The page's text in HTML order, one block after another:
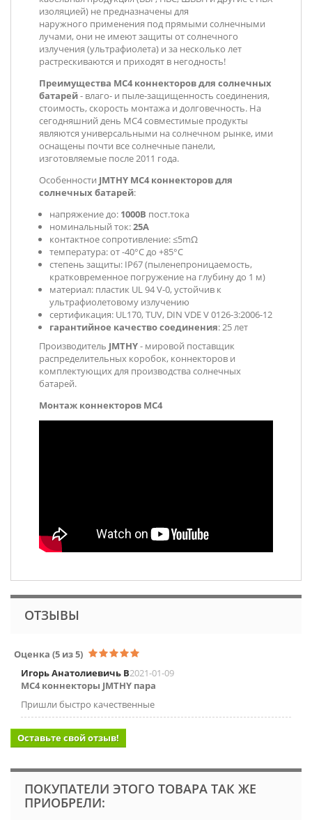
изоляцией) не предназначены для
наружного применения под прямыми солнечными
лучами, они не имеют защиты от солнечного
излучения (ультрафиолета) и за несколько лет
растрескиваются и приходят в негодность!
Преимущества MC4 коннекторов для солнечных
батарей- влаго- и пыле-защищенность соединения,
стоимость, скорость монтажа и долговечность. На
сегодняшний день MC4 совместимые продукты
являются универсальными на солнечном рынке, ими
оснащены почти все солнечные панели,
изготовляемые после 2011 года.
Особенности JMTHY MC4 коннекторов для
солнечных батарей:
напряжение до: 1000В пост.тока
номинальный ток:25А
контактное сопротивление:≤5mΩ
температура: от-40°C до +85°C
степень защиты: IP67 (пыленепроницаемость,
кратковременное погружение на глубину до 1 м)
материал: пластик UL 94 V-0,устойчив к
ультрафиолетовому излучению
сертификация: UL170, TUV, DIN VDE V 0126-3:2006-12
гарантийное качество соединения: 25 лет
Производитель JMTHY- мировой поставщик
распределительных коробок, коннекторов и
комплектующих для производства солнечных
батарей.
Монтаж коннекторов MC4
ОТЗЫВЫ
Оценка (5 из 5)
Игорь Анатолиевичь В2021-01-09
MC4 коннекторы JMTHY пара
Пришли быстро качественные
Оставьте свой отзыв!
ПОКУПАТЕЛИ ЭТОГО ТОВАРА ТАК ЖЕ
ПРИОБРЕЛИ: